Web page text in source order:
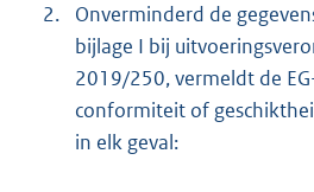
2.
Onverminderd de
bijlage I bij
2019/250, vermeldt de
conformiteit of
in elk geval: